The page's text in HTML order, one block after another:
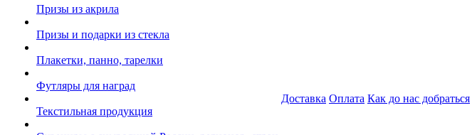
Призы из акрила
Призы и подарки из стекла
Плакетки, панно, тарелки
Футляры для наград
Текстильная продукция
Доставка Оплата Как до нас добраться